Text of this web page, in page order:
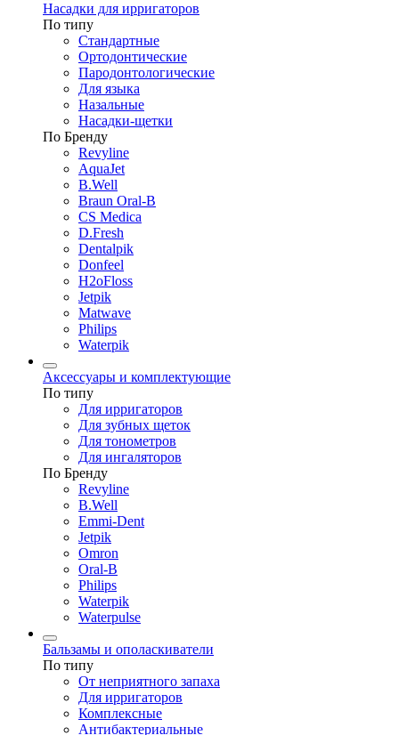
Насадки для ирригаторов
По типу
Стандартные
Ортодонтические
Пародонтологические
Для языка
Назальные
Насадки-щетки
По Бренду
Revyline
AquaJet
B.Well
Braun Oral-B
CS Medica
D.Fresh
Dentalpik
Donfeel
H2oFloss
Jetpik
Matwave
Philips
Waterpik
Аксессуары и комплектующие
По типу
Для ирригаторов
Для зубных щеток
Для тонометров
Для ингаляторов
По Бренду
Revyline
B.Well
Emmi-Dent
Jetpik
Omron
Oral-B
Philips
Waterpik
Waterpulse
Бальзамы и ополаскиватели
По типу
От неприятного запаха
Для ирригаторов
Комплексные
Антибактериальные